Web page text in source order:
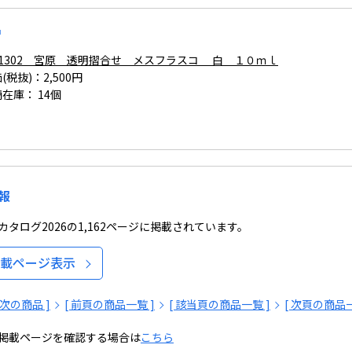
宮原 透明摺合せ メスフラスコ 白 １０ｍｌ
税抜)：2,500円
庫： 14個
タログ2026の1,162ページに掲載されています。
ページ表示
の商品 ] [ 前頁の商品一覧 ] [ 該当頁の商品一覧 ] [ 次頁の商品
載ページを確認する場合はこちら